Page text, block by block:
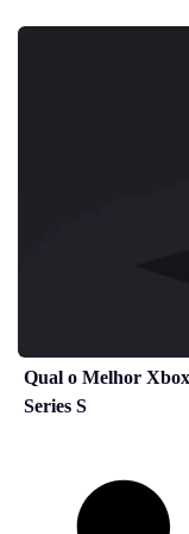
Qual o Melhor
Series S